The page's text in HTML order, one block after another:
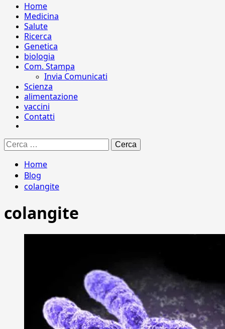
Home
Medicina
Salute
Ricerca
Genetica
biologia
Com. Stampa
Invia Comunicati
Scienza
alimentazione
vaccini
Contatti
Ricerca
per:
Home
Blog
colangite
colangite